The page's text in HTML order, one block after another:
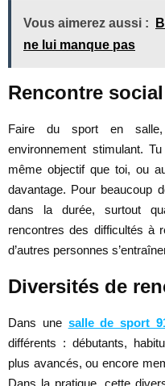
Vous aimerez aussi :
ne lui manque pas
Rencontre social
Faire du sport en
environnement stimulant.
même objectif que toi, ou
davantage. Pour beaucoup
dans la durée, surtout
rencontres des difficultés à
d’autres personnes
Diversités de
Dans une salle de sport
différents : débutants,
plus avancés, ou encore
Dans la pratique, cette